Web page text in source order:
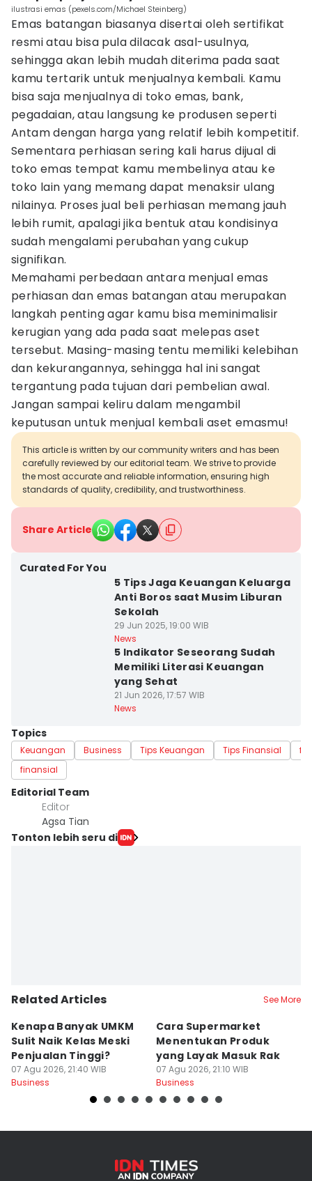
ilustrasi emas (pexels.com/Michael Steinberg)
Emas batangan biasanya disertai oleh sertifikat
resmi atau bisa pula dilacak asal-usulnya,
sehingga akan lebih mudah diterima pada saat
kamu tertarik untuk menjualnya kembali. Kamu
bisa saja menjualnya di toko emas, bank,
pegadaian, atau langsung ke produsen seperti
Antam dengan harga yang relatif lebih kompetitif.
Sementara perhiasan sering kali harus dijual di
toko emas tempat kamu membelinya atau ke
toko lain yang memang dapat menaksir ulang
nilainya. Proses jual beli perhiasan memang jauh
lebih rumit, apalagi jika bentuk atau kondisinya
sudah mengalami perubahan yang cukup
signifikan.
Memahami perbedaan antara menjual emas
perhiasan dan emas batangan atau merupakan
langkah penting agar kamu bisa meminimalisir
kerugian yang ada pada saat melepas aset
tersebut. Masing-masing tentu memiliki kelebihan
dan kekurangannya, sehingga hal ini sangat
tergantung pada tujuan dari pembelian awal.
Jangan sampai keliru dalam mengambil
keputusan untuk menjual kembali aset emasmu!
This article is written by our community writers and has been
carefully reviewed by our editorial team. We strive to provide
the most accurate and reliable information, ensuring high
standards of quality, credibility, and trustworthiness.
Share Article
Curated For You
5 Tips Jaga Keuangan Keluarga
Anti Boros saat Musim Liburan
Sekolah
29 Jun 2025, 19:00 WIB
News
5 Indikator Seseorang Sudah
Memiliki Literasi Keuangan
yang Sehat
21 Jun 2026, 17:57 WIB
News
Topics
Keuangan Business Tips Keuangan Tips Finansial
finansial
Editorial Team
Editor
Agsa Tian
Tonton lebih seru di
Related Articles See More
Kenapa Banyak UMKM
Sulit Naik Kelas Meski
Penjualan Tinggi?
07 Agu 2026, 21:40 WIB
Business
Cara Supermarket
Menentukan Produk
yang Layak Masuk Rak
07 Agu 2026, 21:10 WIB
Business